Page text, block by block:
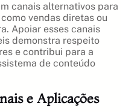
canais alternativos para
vendas diretas ou
Apoiar esses canais
demonstra respeito
e contribui para a
de conteúdo
e Aplicações